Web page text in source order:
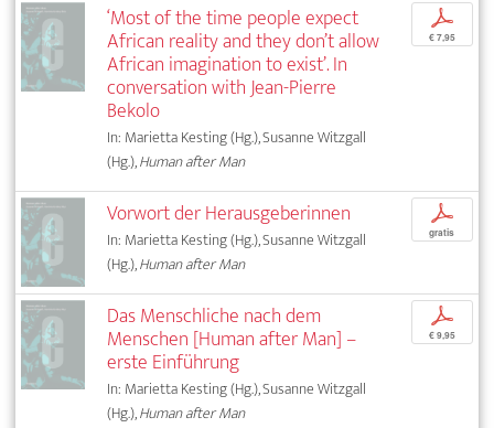
‘Most of the time people expect
African reality and they don’t allow
African imagination to exist’. In
conversation with Jean-Pierre
Bekolo
In: Marietta Kesting (Hg.), Susanne Witzgall
(Hg.),Human after Man
p
€ 7,95
Vorwort der Herausgeberinnen
In: Marietta Kesting (Hg.), Susanne Witzgall
(Hg.),Human after Man
p
gratis
Das Menschliche nach dem
Menschen [Human after Man] –
erste Einführung
In: Marietta Kesting (Hg.), Susanne Witzgall
(Hg.),Human after Man
p
€ 9,95